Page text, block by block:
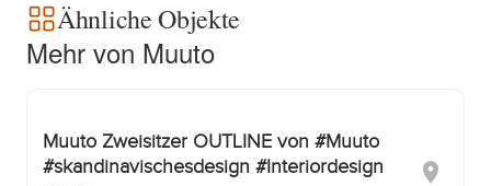
Ähnliche Objekte
Mehr von Muuto
Muuto Zweisitzer OUTLINE von #Muuto
#skandinavischesdesign #Interiordesign